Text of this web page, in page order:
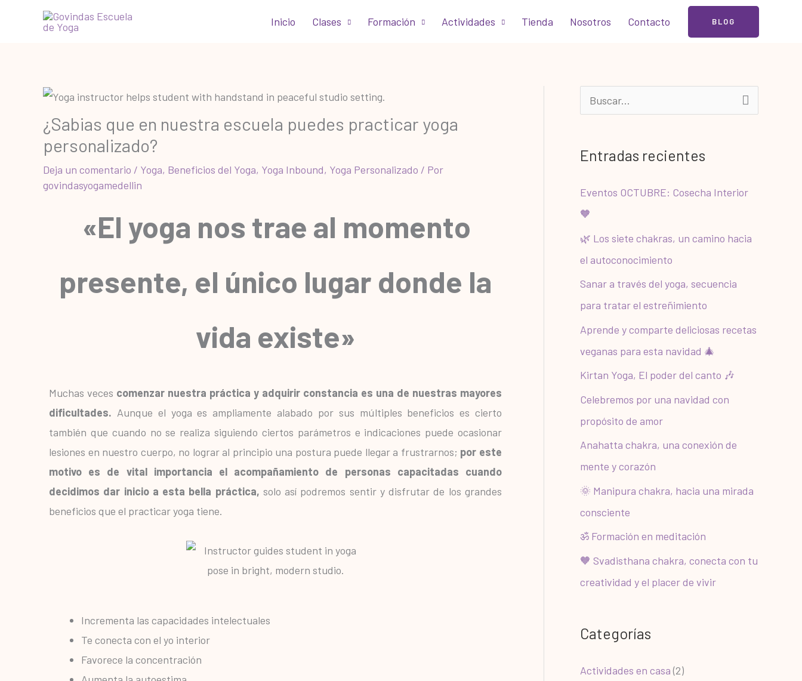
Inicio Clases Formación Actividades Tienda Nosotros Contacto BLOG
¿Sabias que en nuestra escuela puedes practicar yoga
personalizado?
Deja un comentario / Yoga, Beneficios del Yoga, Yoga Inbound, Yoga Personalizado / Por
govindasyogamedellin
«El yoga nos trae al momento
presente, el único lugar donde la
vida existe»
Muchas veces comenzar nuestra práctica y adquirir constancia es una de nuestras mayores
dificultades. Aunque el yoga es ampliamente alabado por sus múltiples beneficios es cierto
también que cuando no se realiza siguiendo ciertos parámetros e indicaciones puede ocasionar
lesiones en nuestro cuerpo, no lograr al principio una postura puede llegar a frustrarnos; por este
motivo es de vital importancia el acompañamiento de personas capacitadas cuando
decidimos dar inicio a esta bella práctica, solo así podremos sentir y disfrutar de los grandes
beneficios que el practicar yoga tiene.
Incrementa las capacidades intelectuales
Te conecta con el yo interior
Favorece la concentración
a
r
p
Entradas recientes
Eventos OCTUBRE: Cosecha Interior
🧡
🌿 Los siete chakras, un camino hacia
el autoconocimiento
Sanar a través del yoga, secuencia
para tratar el estreñimiento
Aprende y comparte deliciosas recetas
veganas para esta navidad 🎄
Kirtan Yoga, El poder del canto 🎶
Celebremos por una navidad con
propósito de amor
Anahatta chakra, una conexión de
mente y corazón
🌞 Manipura chakra, hacia una mirada
consciente
ॐ Formación en meditación
🧡 Svadisthana chakra, conecta con tu
creatividad y el placer de vivir
Categorías
Actividades en casa(2)